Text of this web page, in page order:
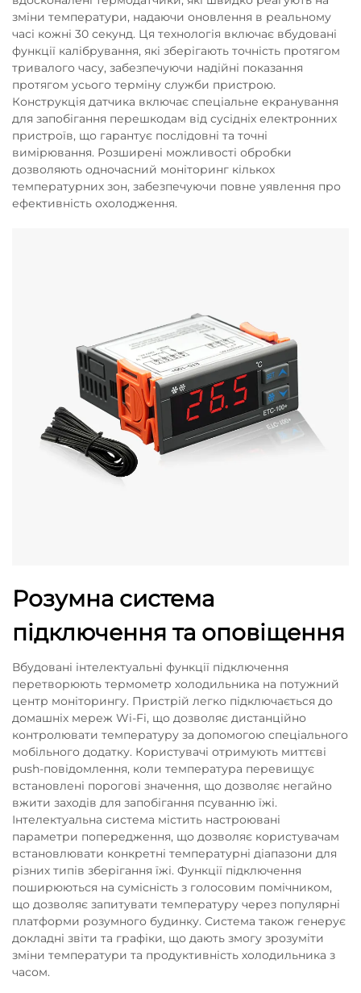
зміни температури, надаючи оновлення в реальному
часі кожні 30 секунд. Ця технологія включає вбудовані
функції калібрування, які зберігають точність протягом
тривалого часу, забезпечуючи надійні показання
протягом усього терміну служби пристрою.
Конструкція датчика включає спеціальне екранування
для запобігання перешкодам від сусідніх електронних
пристроїв, що гарантує послідовні та точні
вимірювання. Розширені можливості обробки
дозволяють одночасний моніторинг кількох
температурних зон, забезпечуючи повне уявлення про
ефективність охолодження.
Розумна система
підключення та оповіщення
Вбудовані інтелектуальні функції підключення
перетворюють термометр холодильника на потужний
центр моніторингу. Пристрій легко підключається до
домашніх мереж Wi-Fi, що дозволяє дистанційно
контролювати температуру за допомогою спеціального
мобільного додатку. Користувачі отримують миттєві
push-повідомлення, коли температура перевищує
встановлені порогові значення, що дозволяє негайно
вжити заходів для запобігання псуванню їжі.
Інтелектуальна система містить настроювані
параметри попередження, що дозволяє користувачам
встановлювати конкретні температурні діапазони для
різних типів зберігання їжі. Функції підключення
поширюються на сумісність з голосовим помічником,
що дозволяє запитувати температуру через популярні
платформи розумного будинку. Система також генерує
докладні звіти та графіки, що дають змогу зрозуміти
зміни температури та продуктивність холодильника з
часом.